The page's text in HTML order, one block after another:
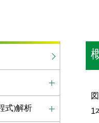
1
式)解析